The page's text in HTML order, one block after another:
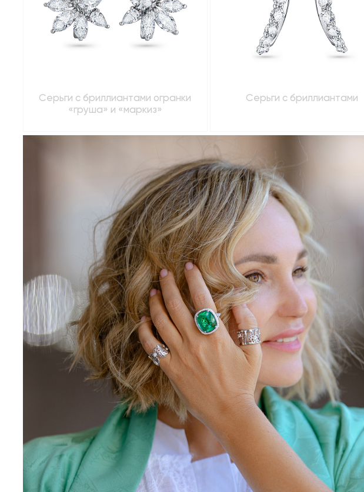
Серьги с бриллиантами огранки
«груша» и «маркиз»
Серьги с бриллиантами